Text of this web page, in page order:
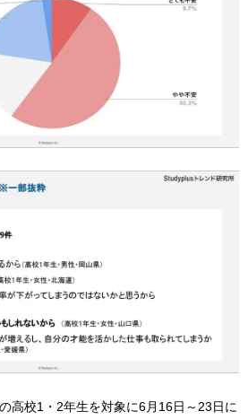
高校1・2年生を対象に6月16日～23日に